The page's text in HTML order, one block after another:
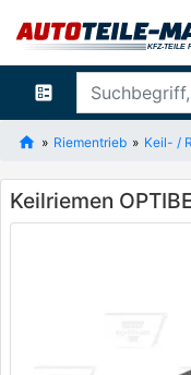
ballot
Riementrieb Keil- /
Keilriemen